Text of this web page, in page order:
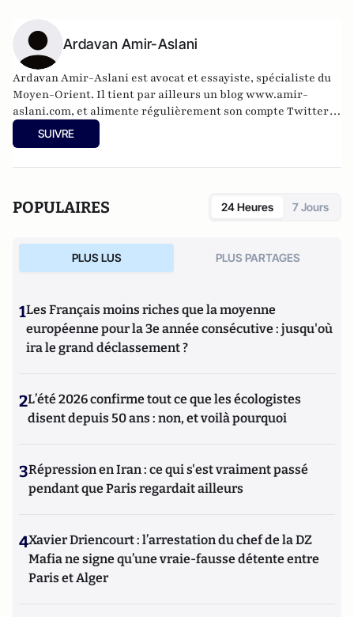
Ardavan Amir-Aslani
Ardavan Amir-Aslani est avocat et essayiste, spécialiste du
Moyen-Orient. Il tient par ailleurs un blogwww.amir-
aslani.com, et alimente régulièrement son compte Twitter:
@a_amir_aslani.
SUIVRE
POPULAIRES 24 Heures 7 Jours
PLUS LUS PLUS PARTAGES
1Les Français moins riches que la moyenne
européenne pour la 3e année consécutive : jusqu'où
ira le grand déclassement ?
2L’été 2026 confirme tout ce que les écologistes
disent depuis 50 ans : non, et voilà pourquoi
3Répression en Iran : ce qui s'est vraiment passé
pendant que Paris regardait ailleurs
4Xavier Driencourt : l’arrestation du chef de la DZ
Mafia ne signe qu’une vraie-fausse détente entre
Paris et Alger